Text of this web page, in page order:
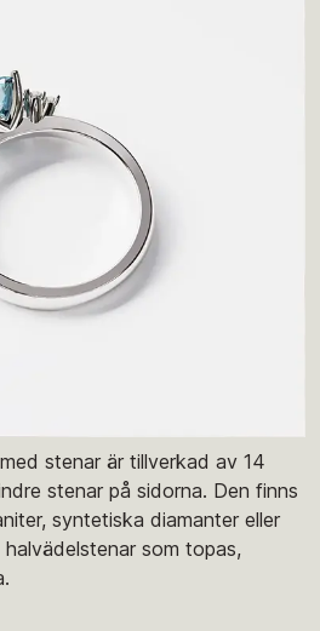
stenar är tillverkad av 14
stenar på sidorna. Den finns
syntetiska diamanter eller
som topas,